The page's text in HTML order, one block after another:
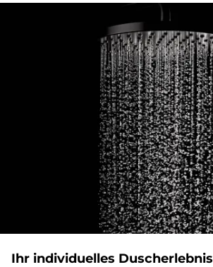
Ihr in­di­vi­du­el­les Du­sch­er­leb­nis